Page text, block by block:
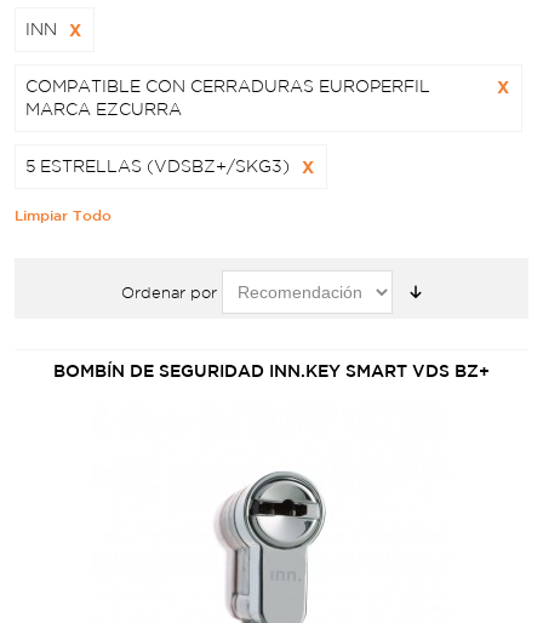
INN X
COMPATIBLE CON CERRADURAS EUROPERFIL
MARCA EZCURRA
X
5 ESTRELLAS (VDSBZ+/SKG3) X
Limpiar Todo
Ordenar por
BOMBÍN DE SEGURIDAD INN.KEY SMART VDS BZ+